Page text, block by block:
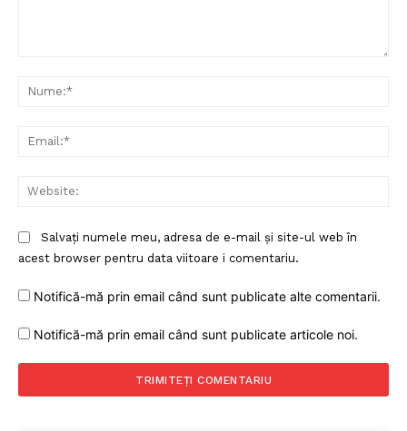
Salvați numele meu, adresa de e-mail și site-ul web în
acest browser pentru data viitoare i comentariu.
Notifică-mă prin email când sunt publicate alte comentarii.
Notifică-mă prin email când sunt publicate articole noi.